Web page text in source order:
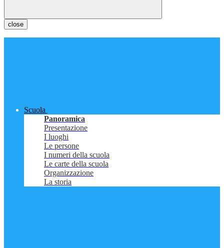
close
Scuola
Panoramica
Presentazione
I luoghi
Le persone
I numeri della scuola
Le carte della scuola
Organizzazione
La storia